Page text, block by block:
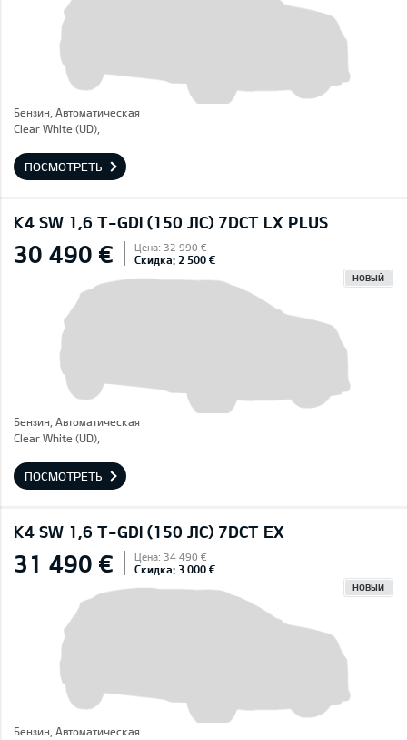
Бензин, Автоматическая
Clear White (UD),
ПОСМОТРЕТЬ
K4 SW 1,6 T-GDI (150 ЛС) 7DCT LX PLUS
30 490 € Цена: 32 990 €
Скидка: 2 500 €
НОВЫЙ
Бензин, Автоматическая
Clear White (UD),
ПОСМОТРЕТЬ
K4 SW 1,6 T-GDI (150 ЛС) 7DCT EX
31 490 € Цена: 34 490 €
Скидка: 3 000 €
НОВЫЙ
Бензин, Автоматическая